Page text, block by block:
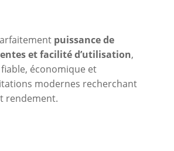
puissance de
et facilité d’utilisation,
économique et
modernes recherchant
rendement.